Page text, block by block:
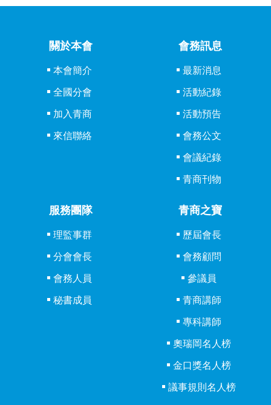
關於本會
本會簡介
全國分會
加入青商
來信聯絡
會務訊息
最新消息
活動紀錄
活動預告
會務公文
會議紀錄
青商刊物
服務團隊
理監事群
分會會長
會務人員
秘書成員
青商之寶
歷屆會長
會務顧問
參議員
青商講師
專科講師
奧瑞岡名人榜
金口獎名人榜
議事規則名人榜